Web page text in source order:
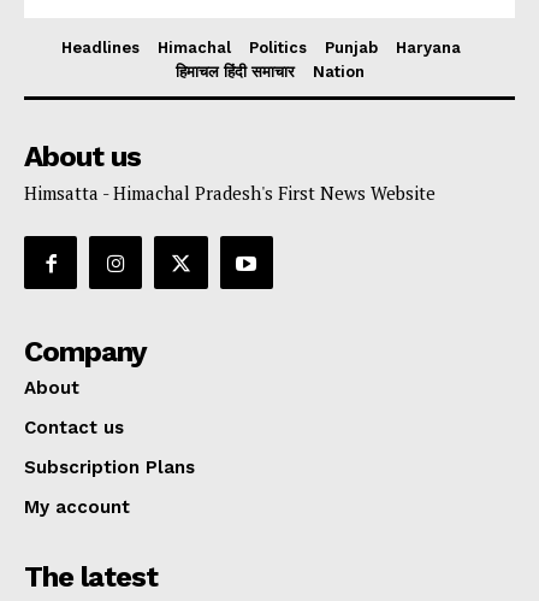
Headlines Himachal Politics Punjab
Haryana
हिमाचल हिंदी समाचार
Nation
About us
Himsatta - Himachal Pradesh's First News Website
Company
About
Contact us
Subscription Plans
My account
The latest